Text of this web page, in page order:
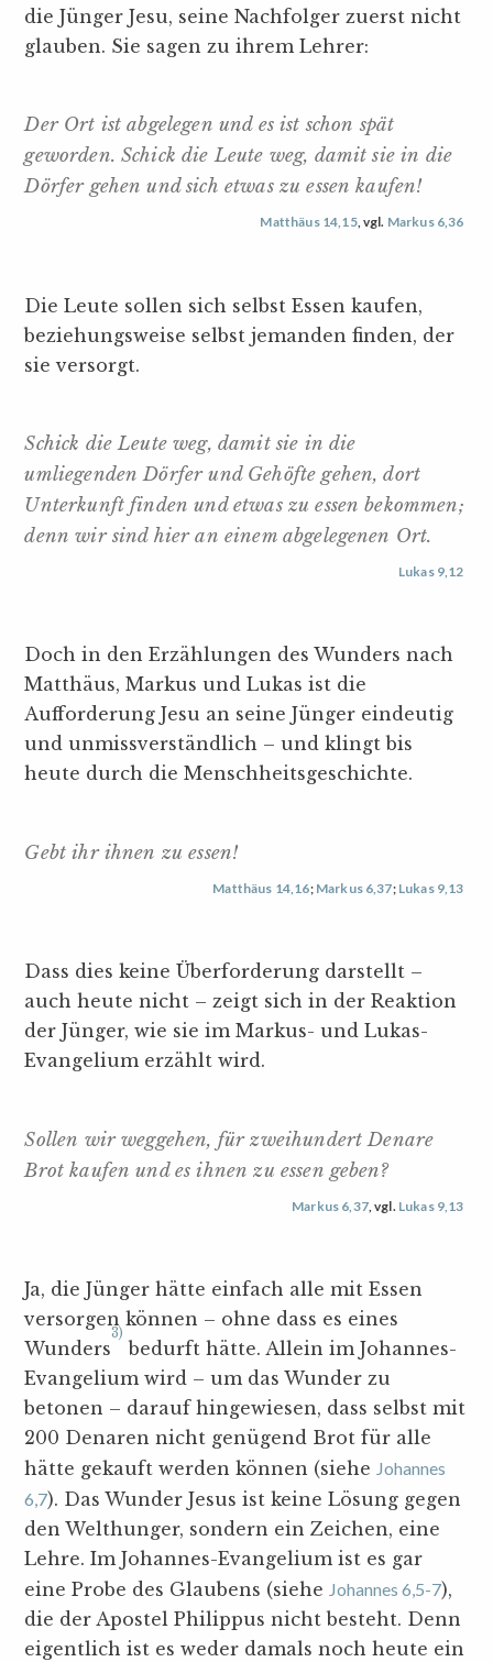
die Jünger Jesu, seine Nachfolger zuerst nicht
glauben. Sie sagen zu ihrem Lehrer:
Der Ort ist abgelegen und es ist schon spät
geworden. Schick die Leute weg, damit sie in die
Dörfer gehen und sich etwas zu essen kaufen!
Matthäus 14,15, vgl. Markus 6,36
Die Leute sollen sich selbst Essen kaufen,
beziehungsweise selbst jemanden finden, der
sie versorgt.
Schick die Leute weg, damit sie in die
umliegenden Dörfer und Gehöfte gehen, dort
Unterkunft finden und etwas zu essen bekommen;
denn wir sind hier an einem abgelegenen Ort.
Lukas 9,12
Doch in den Erzählungen des Wunders nach
Matthäus, Markus und Lukas ist die
Aufforderung Jesu an seine Jünger eindeutig
und unmissverständlich – und klingt bis
heute durch die Menschheitsgeschichte.
Gebt ihr ihnen zu essen!
Matthäus 14,16; Markus 6,37; Lukas 9,13
Dass dies keine Überforderung darstellt –
auch heute nicht – zeigt sich in der Reaktion
der Jünger, wie sie im Markus- und Lukas-
Evangelium erzählt wird.
Sollen wir weggehen, für zweihundert Denare
Brot kaufen und es ihnen zu essen geben?
Markus 6,37, vgl. Lukas 9,13
Ja, die Jünger hätte einfach alle mit Essen
versorgen können – ohne dass es eines
Wunders
3)
bedurft hätte. Allein im Johannes-
Evangelium wird – um das Wunder zu
betonen – darauf hingewiesen, dass selbst mit
200 Denaren nicht genügend Brot für alle
hätte gekauft werden können (sieheJohannes
6,7). Das Wunder Jesus ist keine Lösung gegen
den Welthunger, sondern ein Zeichen, eine
Lehre. Im Johannes-Evangelium ist es gar
eine Probe des Glaubens (sieheJohannes 6,5-7),
die der Apostel Philippus nicht besteht. Denn
eigentlich ist es weder damals noch heute ein